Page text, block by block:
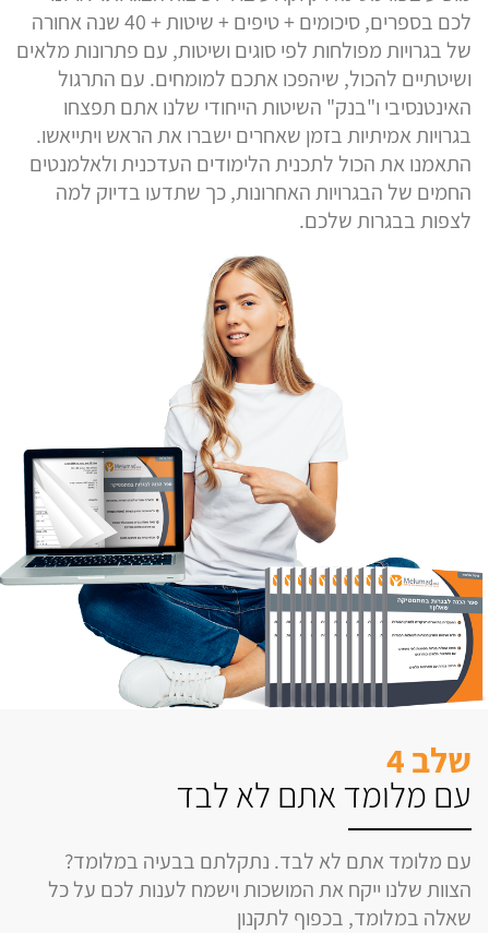
לכם בספרים, סיכומים + טיפים + שיטות + 40 שנה אחורה
של בגרויות מפולחות לפי סוגים ושיטות, עם פתרונות מלאים
ושיטתיים להכול, שיהפכו אתכם למומחים. עם התרגול
האינטנסיבי ו"בנק" השיטות הייחודי שלנו אתם תפצחו
בגרויות אמיתיות בזמן שאחרים ישברו את הראש ויתייאשו.
התאמנו את הכול לתכנית הלימודים העדכנית ולאלמנטים
החמים של הבגרויות האחרונות, כך שתדעו בדיוק למה
לצפות בבגרות שלכם.
שלב 4
עם מלומד אתם לא לבד
עם מלומד אתם לא לבד. נתקלתם בבעיה במלומד?
הצוות שלנו ייקח את המושכות וישמח לענות לכם על כל
שאלה במלומד, בכפוף לתקנון